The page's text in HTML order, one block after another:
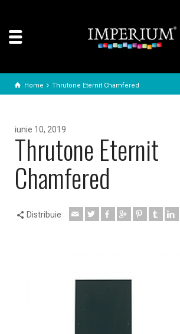
Home Thrutone Eternit Chamfered
iunie 10, 2019
Thrutone Eternit
Chamfered
Distribuie